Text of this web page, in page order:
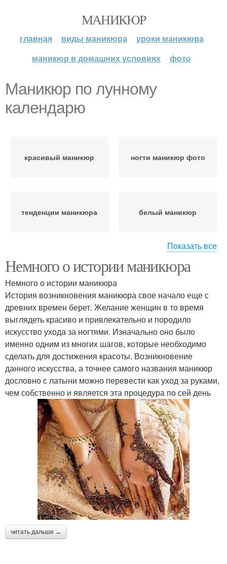
МАНИКЮР
главная виды маникюра
уроки маникюра
маникюр в домашних условиях
фото
Маникюр по лунному
календарю
красивый маникюр ногти маникюр фото
тенденции маникюра белый маникюр
черный маникюр красный маникюр
маникюр лаком фото
маникюр на короткие
ногти
французский маникюр маникюр дома
Лунный календарь Денежный маникюр
Показать все
Немного о истории маникюра
Немного о истории маникюра
История возникновения маникюра свое начало еще с
древних времен берет. Желание женщин в то время
выглядеть красиво и привлекательно и породило
искусство ухода за ногтями. Изначально оно было
именно одним из многих шагов, которые необходимо
сделать для достижения красоты. Возникновение
данного искусства, а точнее самого названия маникюр
дословно с латыни можно перевести как уход за руками,
чем собственно и является эта процедура по сей день
читать дальше →